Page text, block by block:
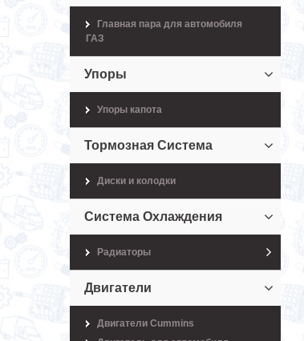
Главная пара для автомобиля
ГАЗ
Упоры
Упоры капота
Тормозная Система
Диски и колодки
Система Охлаждения
Радиаторы
Двигатели
Двигатели Cummins